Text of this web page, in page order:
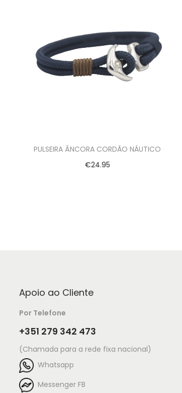
PULSEIRA ÂNCORA CORDÃO NÁUTICO
€24.95
Apoio ao Cliente
Por Telefone
+351 279 342 473
(Chamada para a rede fixa nacional)
Whatsapp
Messenger FB